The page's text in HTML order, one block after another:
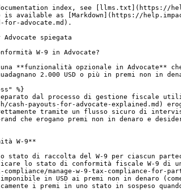
index, see [llms.txt](https://
is available as [Markdown](https://
for-advocate.md).
Advocate spiegata
W-9 in Advocate?
una **funzionalità opzionale in
2.000 USD o più in premi non in
%}
dal processo di gestione fiscale
cash-payouts-for-advocate-
tramite un flusso sicuro di
che erogano premi non in denaro e
W-9**
stato di raccolta del W-9 per ciascun
manage-w-9-tax-compliance-
imponibile in USD ai premi non in denaro
i premi in uno stato in sospeso